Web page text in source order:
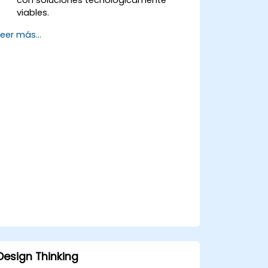
viables.
aumentar el valor del cliente y mejorar
más...
Thinking